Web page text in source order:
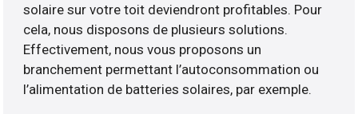
solaire sur votre toit deviendront profitables. Pour
cela, nous disposons de plusieurs solutions.
Effectivement, nous vous proposons un
branchement permettant l’autoconsommation ou
l’alimentation de batteries solaires, par exemple.